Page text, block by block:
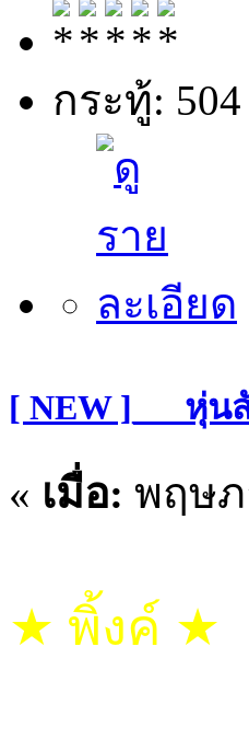
กระทู้: 504
[ NEW ]___หุ่
« เมื่อ: พฤษภ
★ พิ้งค์ ★